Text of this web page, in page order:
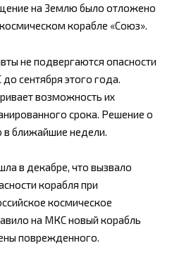
на Землю было отложено
корабле «Союз».
не подвергаются опасности
сентября этого года.
возможность их
срока. Решение о
в ближайшие недели.
в декабре, что вызвало
корабля при
космическое
на МКС новый корабль
поврежденного.